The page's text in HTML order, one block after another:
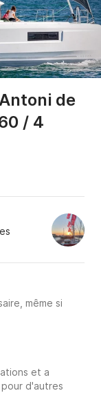
de
/ 4
même si
et a
d'autres